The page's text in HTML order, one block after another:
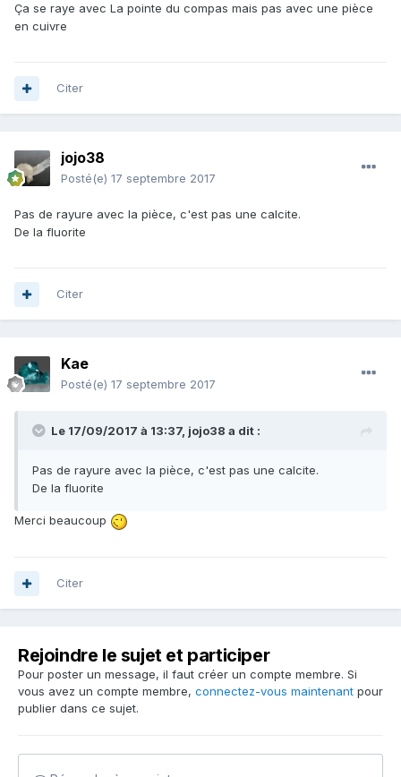
Ça se raye avec La pointe du compas mais pas avec une pièce
en cuivre
Citer
jojo38
Posté(e) 17 septembre 2017
Pas de rayure avec la pièce, c'est pas une calcite.
De la fluorite
Citer
Kae
Posté(e) 17 septembre 2017
Le 17/09/2017 à 13:37, jojo38 a dit :
Pas de rayure avec la pièce, c'est pas une calcite.
De la fluorite
Merci beaucoup
Citer
Rejoindre le sujet et participer
Pour poster un message, il faut créer un compte membre. Si
vous avez un compte membre, connectez-vous maintenant pour
publier dans ce sujet.